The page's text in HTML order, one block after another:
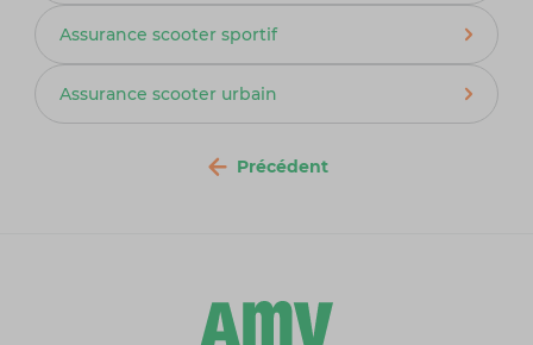
Assurance scooter sportif
Assurance scooter urbain
Précédent